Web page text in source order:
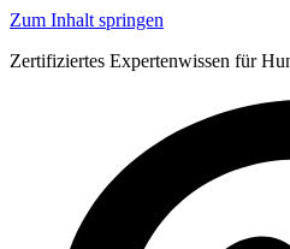
Zum Inhalt springen
Zertifiziertes Expertenwissen für